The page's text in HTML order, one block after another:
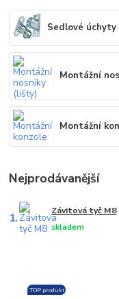
Sedlové úchyty
Montážní
Montážní
Nejprodávanější
1. Závitová tyč M8
skladem
TOP produkt